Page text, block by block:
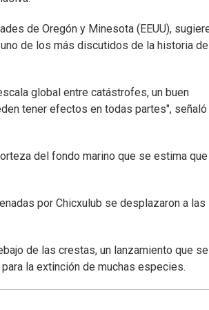
de Oregón y Minesota (EEUU),
de los más discutidos de la historia
global entre catástrofes, un buen
tener efectos en todas partes", señaló
del fondo marino que se estima que
por Chicxulub se desplazaron a las
de las crestas, un lanzamiento que se
la extinción de muchas especies.